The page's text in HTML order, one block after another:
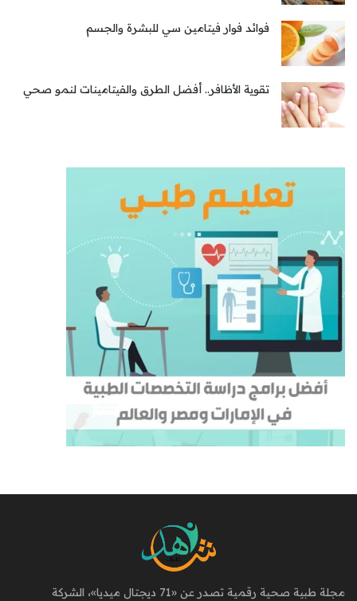
فوائد فوار فيتامين سي للبشرة والجسم
تقوية الأظافر.. أفضل الطرق والفيتامينات لنمو صحي
مجلة طبية صحية رقمية تصدر عن «71 ديجتال ميديا»، الشركة